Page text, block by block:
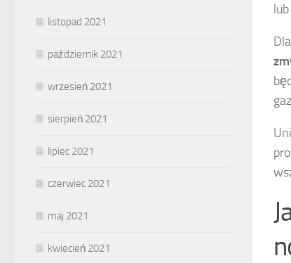
listopad 2021
październik 2021
wrzesień 2021
sierpień 2021
lipiec 2021
czerwiec 2021
maj 2021
kwiecień 2021